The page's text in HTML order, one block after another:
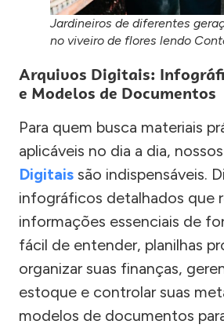
Jardineiros de diferentes
no viveiro de flores lendo
Arquivos Digitais:
e Modelos de Documentos
Para quem busca materiais
aplicáveis no dia a dia, nossos
Digitais são indispensáveis.
infográficos detalhados que
informações essenciais de
fácil de entender, planilhas
organizar suas finanças,
estoque e controlar suas
modelos de documentos